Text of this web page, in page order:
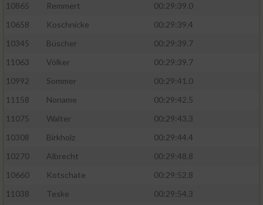
10865
Remmert
00:29:39.0
10658
Koschnicke
00:29:39.4
10345
Büscher
00:29:39.7
11063
Völker
00:29:39.7
10992
Sommer
00:29:41.0
11158
Noname
00:29:42.5
11075
Walter
00:29:43.3
10308
Birkholz
00:29:44.4
10270
Albrecht
00:29:48.8
10660
Kotschate
00:29:52.8
11038
Teske
00:29:54.3